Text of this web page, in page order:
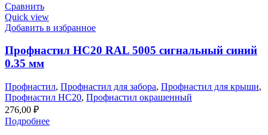
Сравнить
Quick view
Добавить в избранное
Профнастил НС20 RAL 5005 сигнальный синий
0.35 мм
Профнастил, Профнастил для забора, Профнастил для крыши,
Профнастил НС20, Профнастил окрашенный
276,00 ₽
Подробнее